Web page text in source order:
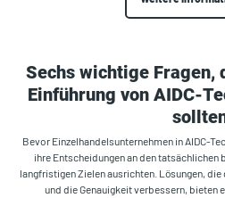
Sechs wichtige Fragen,
Einführung von AIDC-
Bevor Einzelhandelsunternehmen in AIDC-
ihre Entscheidungen an den tatsächlichen
langfristigen Zielen ausrichten. Lösungen,
und die Genauigkeit verbessern, bieten